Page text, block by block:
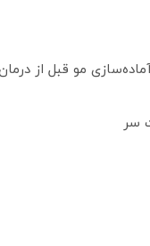
مو قبل از
سر